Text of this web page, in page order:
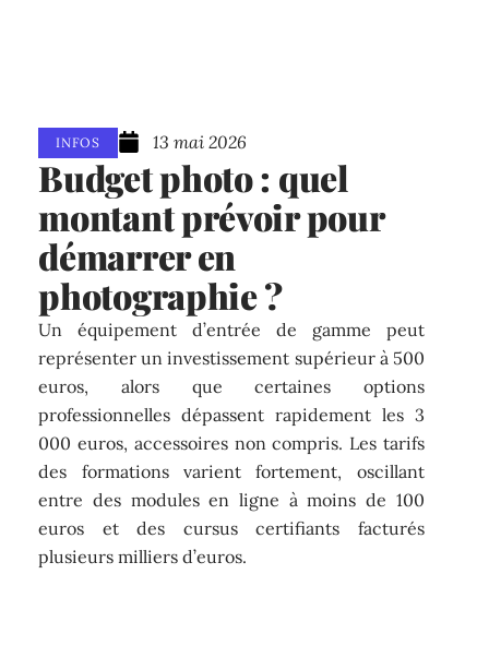
INFOS 13 mai 2026
Budget photo : quel
montant prévoir pour
démarrer en
photographie ?
Un équipement d’entrée de gamme peut
représenter un investissement supérieur à 500
euros, alors que certaines options
professionnelles dépassent rapidement les 3
000 euros, accessoires non compris. Les tarifs
des formations varient fortement, oscillant
entre des modules en ligne à moins de 100
euros et des cursus certifiants facturés
plusieurs milliers d’euros.